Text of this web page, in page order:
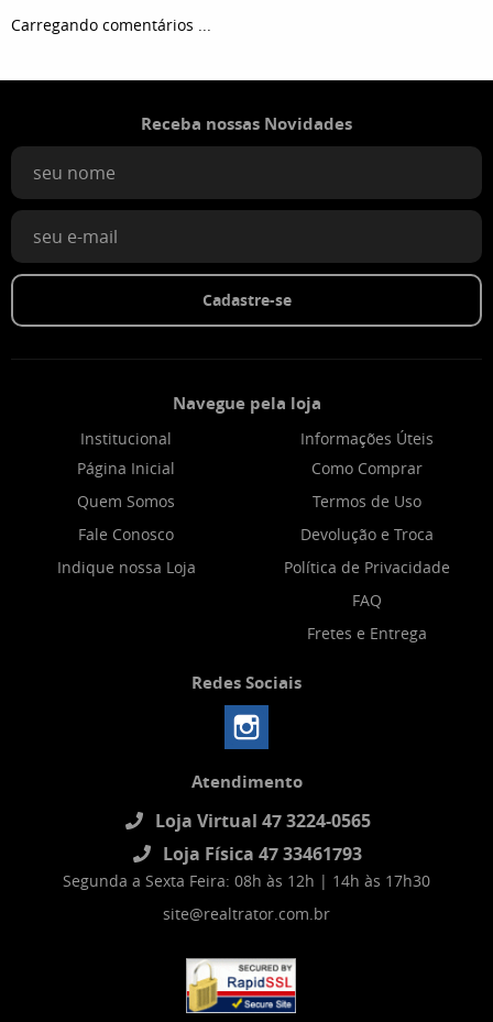
Carregando comentários ...
Receba nossas Novidades
Cadastre-se
Navegue pela loja
Institucional
Página Inicial
Quem Somos
Fale Conosco
Indique nossa Loja
Informações Úteis
Como Comprar
Termos de Uso
Devolução e Troca
Política de Privacidade
FAQ
Fretes e Entrega
Redes Sociais
Atendimento
Loja Virtual 47 3224-0565
Loja Física 47 33461793
Segunda a Sexta Feira: 08h às 12h | 14h às 17h30
site@realtrator.com.br